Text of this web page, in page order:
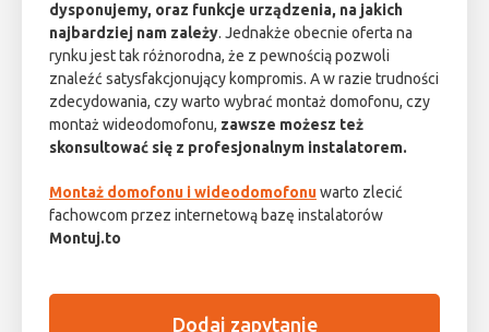
dysponujemy, oraz funkcje urządzenia, na jakich
najbardziej nam zależy. Jednakże obecnie oferta na
rynku jest tak różnorodna, że z pewnością pozwoli
znaleźć satysfakcjonujący kompromis. A w razie trudności
zdecydowania, czy warto wybrać montaż domofonu, czy
montaż wideodomofonu, zawsze możesz też
skonsultować się z profesjonalnym instalatorem.
Montaż domofonu i wideodomofonuwarto zlecić
fachowcom przez internetową bazę instalatorów
Montuj.to
Dodaj zapytanie